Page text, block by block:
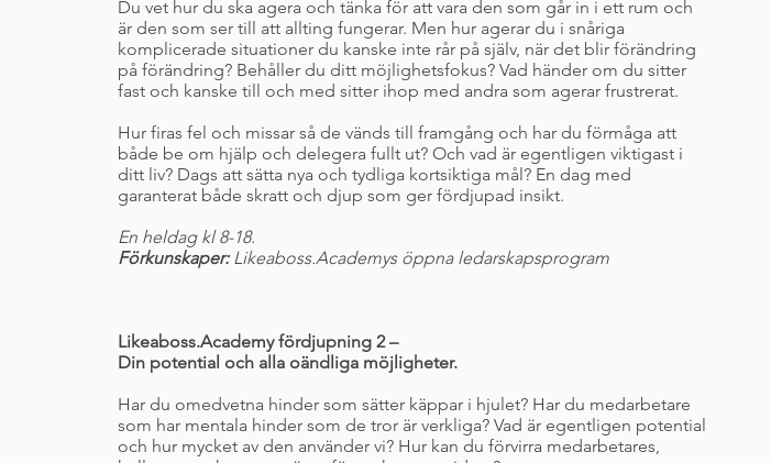
Du vet hur du ska agera och tänka för att vara den som går in i ett rum och
är den som ser till att allting fungerar. Men hur agerar du i snåriga
komplicerade situationer du kanske inte rår på själv, när det blir förändring
på förändring? Behåller du ditt möjlighetsfokus? Vad händer om du sitter
fast och kanske till och med sitter ihop med andra som agerar frustrerat.
Hur firas fel och missar så de vänds till framgång och har du förmåga att
både be om hjälp och delegera fullt ut? Och vad är egentligen viktigast i
ditt liv? Dags att sätta nya och tydliga kortsiktiga mål? En dag med
garanterat både skratt och djup som ger fördjupad insikt.
En heldag kl 8-18.
Förkunskaper: Likeaboss.Academys öppna ledarskapsprogram
Likeaboss.Academy fördjupning 2 –
Din potential och alla oändliga möjligheter.
Har du omedvetna hinder som sätter käppar i hjulet? Har du medarbetare
som har mentala hinder som de tror är verkliga? Vad är egentligen potential
och hur mycket av den använder vi? Hur kan du förvirra medarbetares,